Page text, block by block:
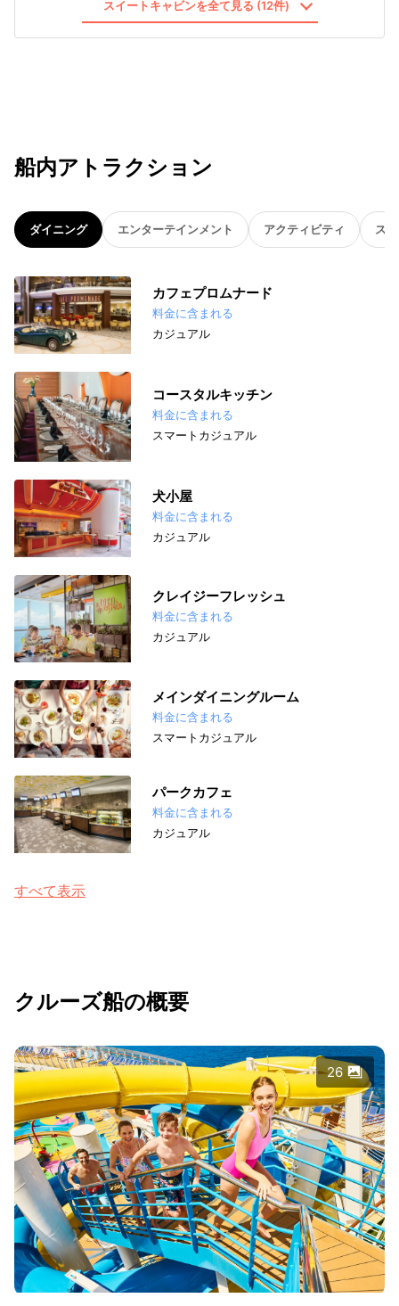
スイートキャビンを全て見る (12件)
船内アトラクション
ダイニング エンターテインメント アクティビティ ス
カフェプロムナード
料金に含まれる
カジュアル
コースタルキッチン
料金に含まれる
スマートカジュアル
犬小屋
料金に含まれる
カジュアル
クレイジーフレッシュ
料金に含まれる
カジュアル
メインダイニングルーム
料金に含まれる
スマートカジュアル
パークカフェ
料金に含まれる
カジュアル
すべて表示
クルーズ船の概要
26